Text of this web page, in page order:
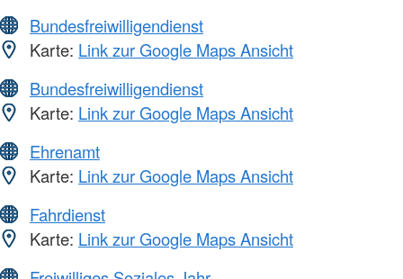
Bundesfreiwilligendienst
Karte: Link zur Google Maps Ansicht
Bundesfreiwilligendienst
Karte: Link zur Google Maps Ansicht
Ehrenamt
Karte: Link zur Google Maps Ansicht
Fahrdienst
Karte: Link zur Google Maps Ansicht